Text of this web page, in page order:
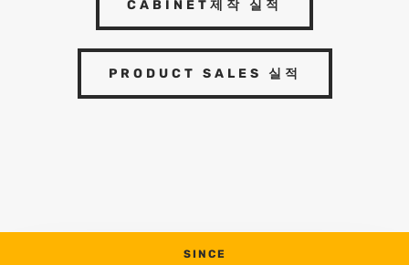
CABINET제작 실적
PRODUCT SALES 실적
SINCE